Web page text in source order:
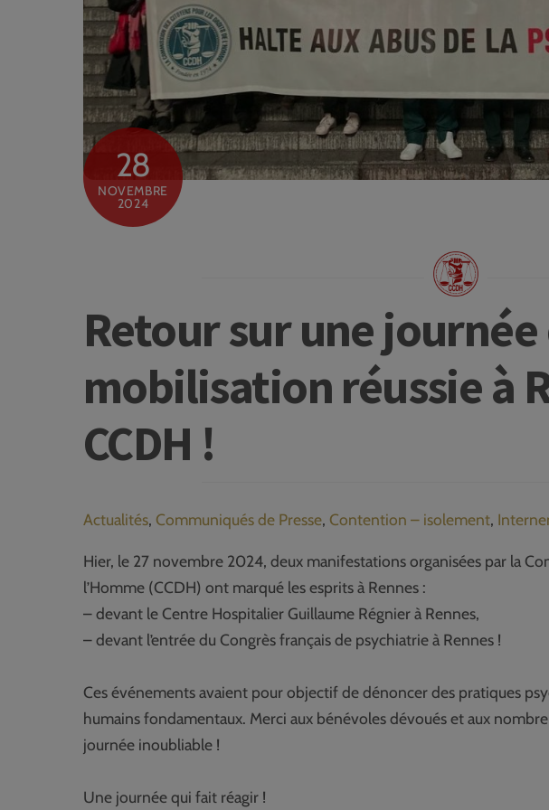
28
NOVEMBRE
2024
Retour sur une journée
mobilisation réussie à
CCDH !
Actualités, Communiqués de Presse, Contention – isolement,
Hier, le 27 novembre 2024, deux manifestations organisées par la
l’Homme (CCDH) ont marqué les esprits à Rennes :
– devant le Centre Hospitalier Guillaume Régnier à Rennes,
– devant l’entrée du Congrès français de psychiatrie à Rennes !
Ces événements avaient pour objectif de dénoncer des pratiques
humains fondamentaux. Merci aux bénévoles dévoués et aux
journée inoubliable !
Une journée qui fait réagir !